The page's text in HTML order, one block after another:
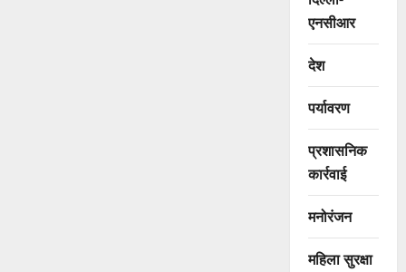
एनसीआर
देश
पर्यावरण
प्रशासनिक
कार्रवाई
मनोरंजन
महिला सुरक्षा